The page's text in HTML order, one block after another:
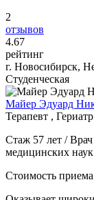
2
отзывов
4.67
рейтинг
г. Новосибирск,
Студенческая
Майер Эдуард
Терапевт ,
Стаж 57 лет /
медицинских наук
Стоимость